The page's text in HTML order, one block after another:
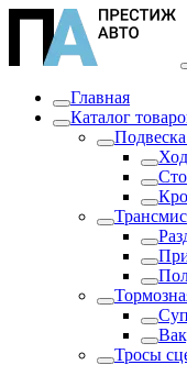
Главная
Каталог
Тросы